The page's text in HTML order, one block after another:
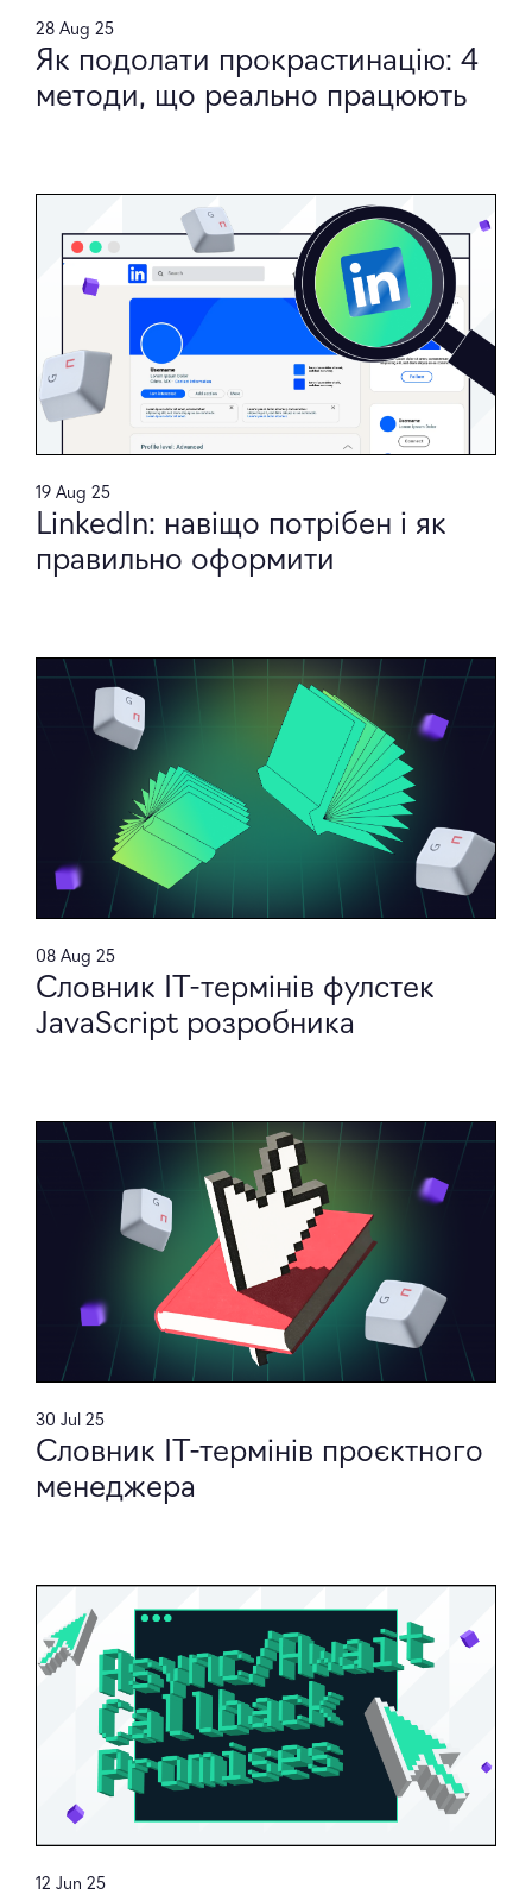
28 Aug 25
Як подолати прокрастинацію: 4
методи, що реально працюють
19 Aug 25
LinkedIn: навіщо потрібен і як
правильно оформити
08 Aug 25
Словник IT-термінів фулстек
JavaScript розробника
30 Jul 25
Словник ІТ-термінів проєктного
менеджера
12 Jun 25